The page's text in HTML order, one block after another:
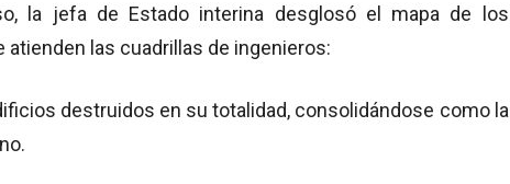
la jefa de Estado interina desglosó el mapa de los
las cuadrillas de ingenieros:
destruidos en su totalidad, consolidándose como la